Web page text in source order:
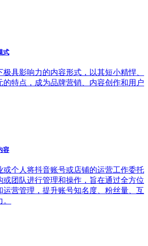
式
具影响力的内容形式，以其短小精悍、
的特点，成为品牌营销、内容创作和用户
容
或个人将抖音账号或店铺的运营工作委托
或团队进行管理和操作，旨在通过全方位
运营管理，提升账号知名度、粉丝量、互